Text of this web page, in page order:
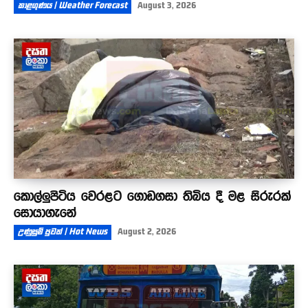
කාළගුණය | Weather Forecast August 3, 2026
කොල්ලුපිටිය වෙරළට ගොඩගසා තිබිය දී මළ සිරුරක්
සොයාගැනේ
උණුසුම් පුවත් | Hot News August 2, 2026